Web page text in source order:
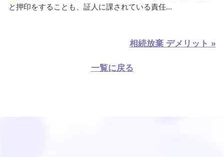
と押印をすることも、証人に課されている責任...
相続放棄 デメリット »
一覧に戻る